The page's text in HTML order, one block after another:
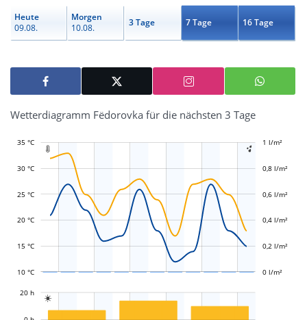
Heute
09.08.
Morgen
10.08.
3 Tage 7 Tage 16 Tage
Wetterdiagramm Fëdorovka für die nächsten 3 Tage
 
10 °C
15 °C
20 °C
25 °C
30 °C
35 °C -0,4 l/m²
-0,2 l/m²
0 l/m²
0,2 l/m²
0,4 l/m²
0,6 l/m²
0,8 l/m²
1 l/m²
1,2 l/m²

20 h